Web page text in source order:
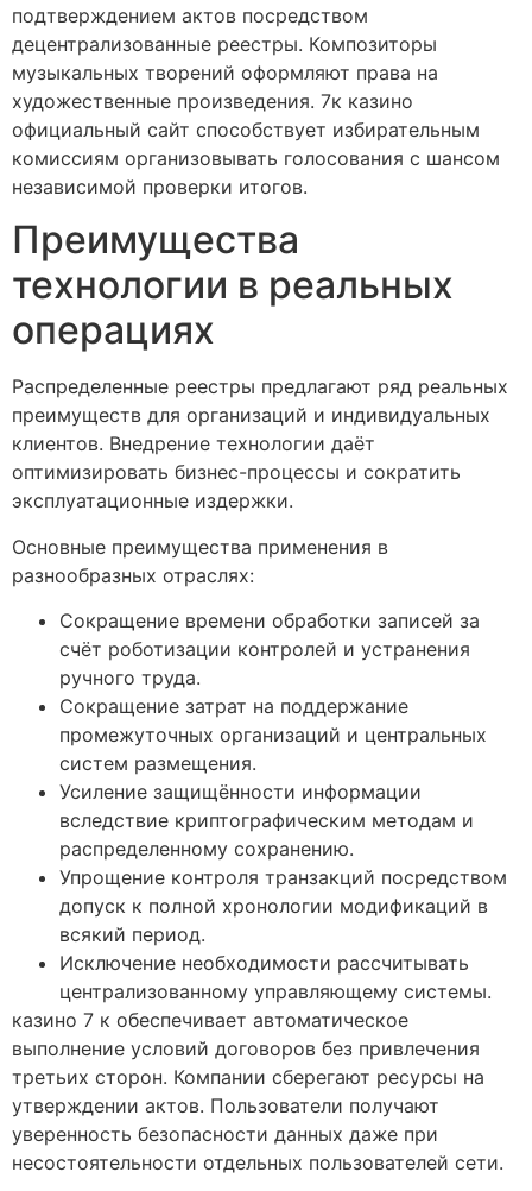
подтверждением актов посредством
децентрализованные реестры. Композиторы
музыкальных творений оформляют права на
художественные произведения. 7к казино
официальный сайт способствует избирательным
комиссиям организовывать голосования с шансом
независимой проверки итогов.
Преимущества
технологии в реальных
операциях
Распределенные реестры предлагают ряд реальных
преимуществ для организаций и индивидуальных
клиентов. Внедрение технологии даёт
оптимизировать бизнес-процессы и сократить
эксплуатационные издержки.
Основные преимущества применения в
разнообразных отраслях:
Сокращение времени обработки записей за
счёт роботизации контролей и устранения
ручного труда.
Сокращение затрат на поддержание
промежуточных организаций и центральных
систем размещения.
Усиление защищённости информации
вследствие криптографическим методам и
распределенному сохранению.
Упрощение контроля транзакций посредством
допуск к полной хронологии модификаций в
всякий период.
Исключение необходимости рассчитывать
централизованному управляющему системы.
казино 7 к обеспечивает автоматическое
выполнение условий договоров без привлечения
третьих сторон. Компании сберегают ресурсы на
утверждении актов. Пользователи получают
уверенность безопасности данных даже при
несостоятельности отдельных пользователей сети.